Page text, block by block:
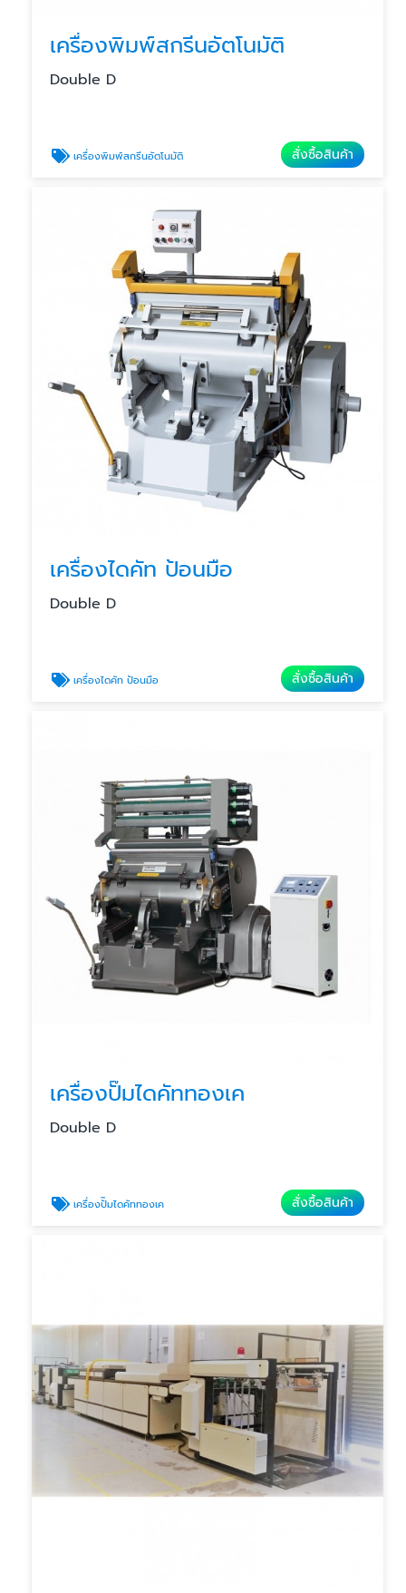
เครื่องพิมพ์สกรีนอัตโนมัติ
Double D
เครื่องพิมพ์สกรีนอัตโนมัติ สั่งซื้อสินค้า
เครื่องไดคัท ป้อนมือ
Double D
เครื่องไดคัท ป้อนมือ สั่งซื้อสินค้า
เครื่องปั๊มไดคัททองเค
Double D
เครื่องปั๊มไดคัททองเค สั่งซื้อสินค้า